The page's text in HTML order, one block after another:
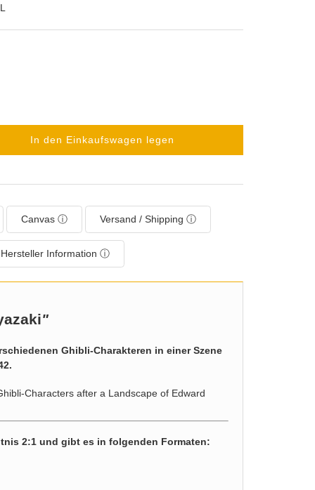
In den Einkaufswagen legen
Canvas ⓘ Versand / Shipping ⓘ
Hersteller Information ⓘ
"
Ghibli-Charakteren in einer Szene
Characters after a Landscape of Edward
2:1 und gibt es in folgenden Formaten: